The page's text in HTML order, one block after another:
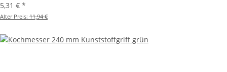
5,31 € *
Alter Preis: 11,94 €